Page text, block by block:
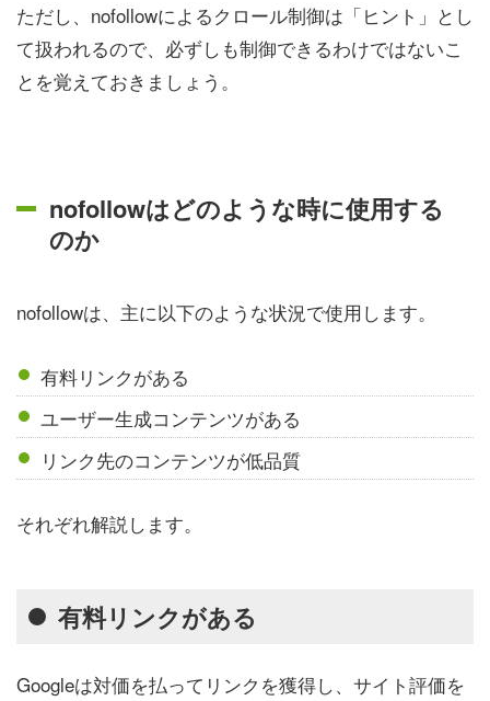
ただし、nofollowによるクロール制御は「ヒント」とし
て扱われるので、必ずしも制御できるわけではないこ
とを覚えておきましょう。
nofollowはどのような時に使用する
のか
nofollowは、主に以下のような状況で使用します。
有料リンクがある
ユーザー生成コンテンツがある
リンク先のコンテンツが低品質
それぞれ解説します。
有料リンクがある
Googleは対価を払ってリンクを獲得し、サイト評価を